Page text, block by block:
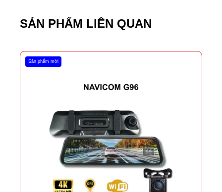
SẢN PHẨM LIÊN QUAN
Sản phẩm mới